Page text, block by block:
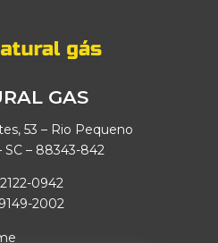
GAS
53 – Rio Pequeno
SC – 88343-842
0942
2002